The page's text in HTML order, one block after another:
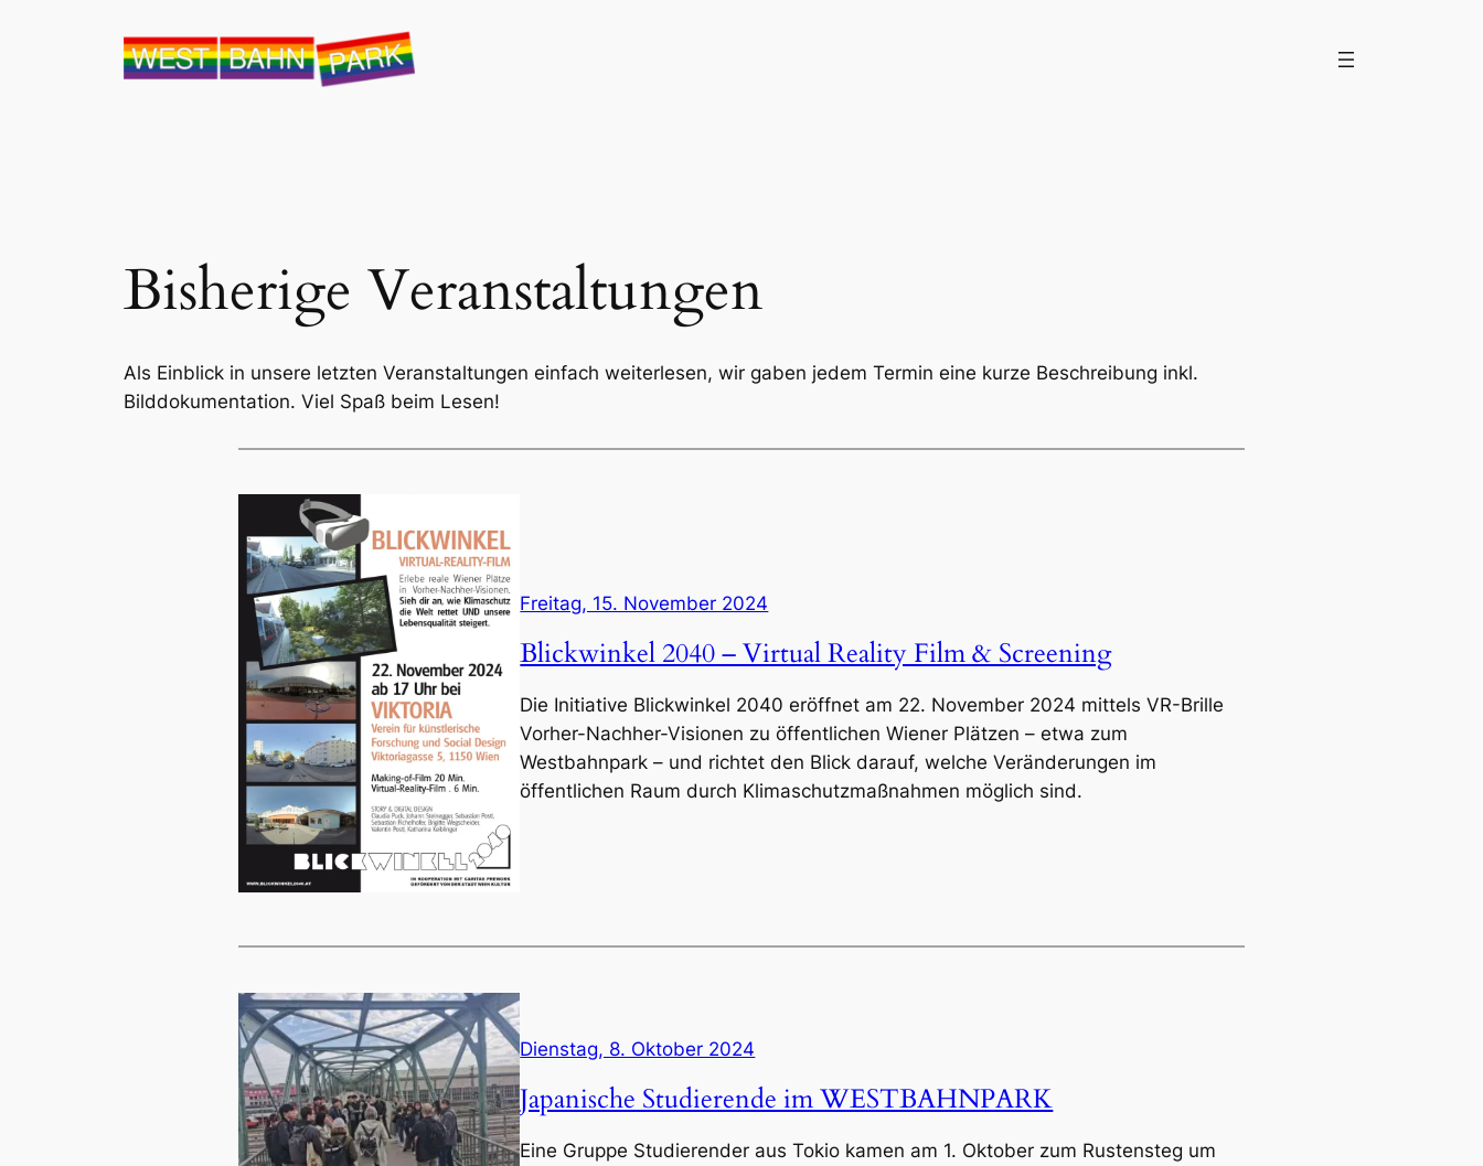
Bisherige Veranstaltungen
Als Einblick in unsere letzten Veranstaltungen einfach weiterlesen, wir gaben jedem Termin eine kurze Beschreibung inkl.
Bilddokumentation. Viel Spaß beim Lesen!
Freitag, 15. November 2024
Blickwinkel 2040 – Virtual Reality Film & Screening
Die Initiative Blickwinkel 2040 eröffnet am 22. November 2024 mittels VR-Brille
Vorher-Nachher-Visionen zu öffentlichen Wiener Plätzen – etwa zum
Westbahnpark – und richtet den Blick darauf, welche Veränderungen im
öffentlichen Raum durch Klimaschutzmaßnahmen möglich sind.
Dienstag, 8. Oktober 2024
Japanische Studierende im WESTBAHNPARK
Eine Gruppe Studierender aus Tokio kamen am 1. Oktober zum Rustensteg um